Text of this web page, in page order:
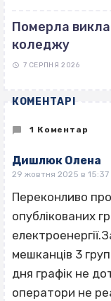
Померла
коледжу
7 СЕРПНЯ 2026
КОМЕНТАРІ
1 Коментар
Дишлюк Олена
29 жовтня 2025 в 15:37
Переконливо
опублікованих
мешканців 3
дня графік не
оператори не